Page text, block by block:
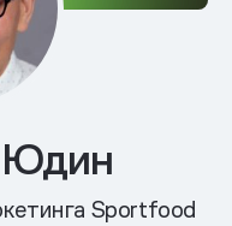
Юдин
Sportfood